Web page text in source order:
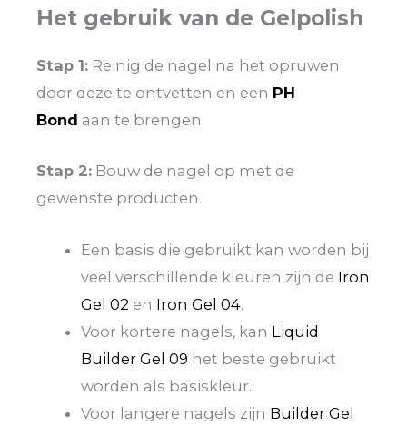
Het gebruik van de Gelpolish
Stap 1: Reinig de nagel na het opruwen
door deze te ontvetten en een PH
Bond aan te brengen.
Stap 2: Bouw de nagel op met de
gewenste producten.
Een basis die gebruikt kan worden bij
veel verschillende kleuren zijn de Iron
Gel 02 en Iron Gel 04.
Voor kortere nagels, kan Liquid
Builder Gel 09 het beste gebruikt
worden als basiskleur.
Voor langere nagels zijn Builder Gel